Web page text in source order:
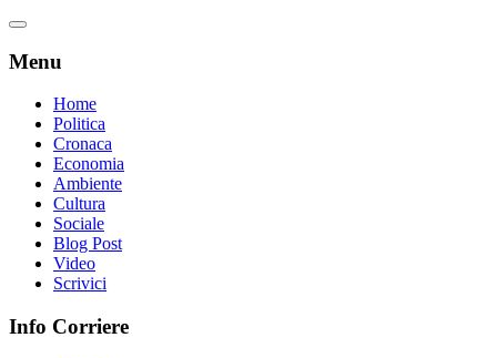
Menu
Home
Politica
Cronaca
Economia
Ambiente
Cultura
Sociale
Blog Post
Video
Scrivici
Info Corriere